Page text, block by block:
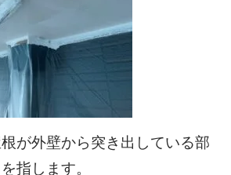
が外壁から突き出している部
指します。